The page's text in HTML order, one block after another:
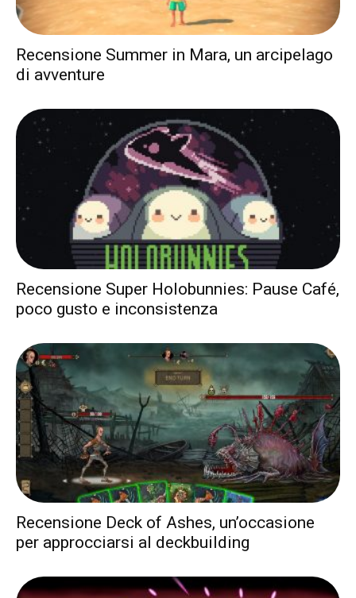
Recensione Summer in Mara, un arcipelago
di avventure
Recensione Super Holobunnies: Pause Café,
poco gusto e inconsistenza
Recensione Deck of Ashes, un’occasione
per approcciarsi al deckbuilding